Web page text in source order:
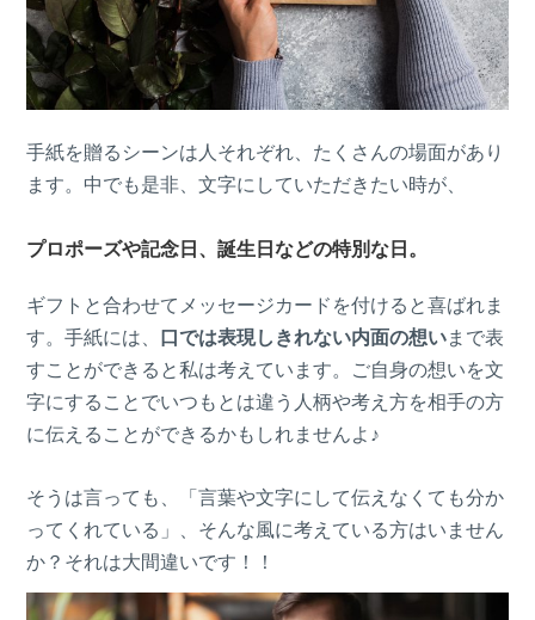
手紙を贈るシーンは人それぞれ、たくさんの場面があり
ます。中でも是非、文字にしていただきたい時が、
プロポーズや記念日、誕生日などの特別な日。
ギフトと合わせてメッセージカードを付けると喜ばれま
す。手紙には、 口では表現しきれない内面の想いまで表
すことができると私は考えています。ご自身の想いを文
字にすることでいつもとは違う人柄や考え方を相手の方
に伝えることができるかもしれませんよ♪
そうは言っても、「言葉や文字にして伝えなくても分か
ってくれている」、そんな風に考えている方はいません
か？それは大間違いです！！